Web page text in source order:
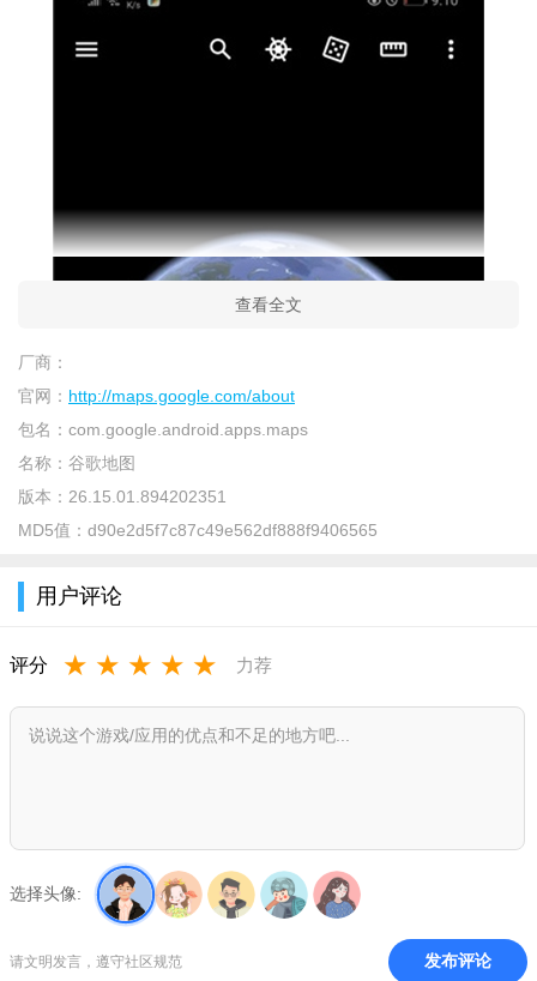
2、启动Google地球，滑动、伸缩地球或点击左上角的☰ 根据
菜单栏搜索你想去的任何地方吧；
查看全文
厂商：
官网： http://maps.google.com/about
包名： com.google.android.apps.maps
名称： 谷歌地图
版本： 26.15.01.894202351
MD5值： d90e2d5f7c87c49e562df888f9406565
用户评论
评分 ★ ★ ★ ★ ★ 力荐
选择头像:
请文明发言，遵守社区规范 发布评论